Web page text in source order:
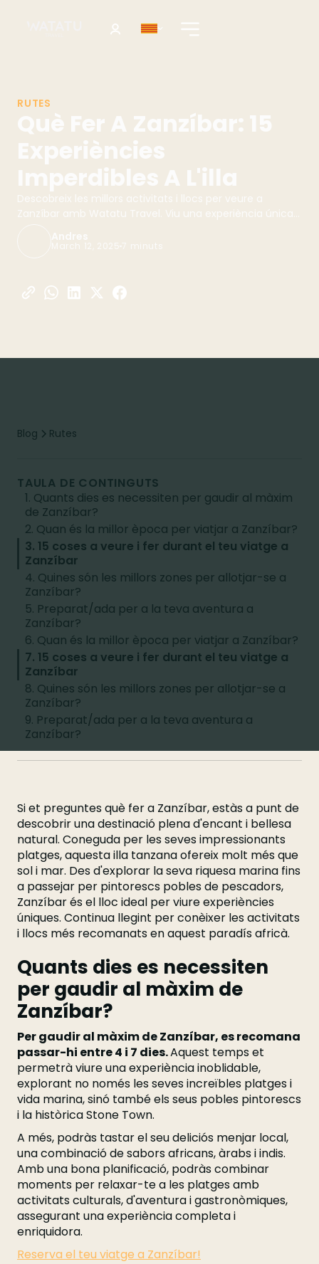
RUTES
Què Fer A Zanzíbar: 15
Experiències
Imperdibles A L'illa
Descobreix les millors activitats i llocs per veure a
Zanzíbar amb Watatu Travel. Viu una experiència única i
autèntica. Reserva ara!
Andres
March 12, 2025 7 minuts
Blog Rutes
TAULA DE CONTINGUTS
1. Quants dies es necessiten per gaudir al màxim
de Zanzíbar?
2. Quan és la millor època per viatjar a Zanzíbar?
3. 15 coses a veure i fer durant el teu viatge a
Zanzíbar
4. Quines són les millors zones per allotjar-se a
Zanzíbar?
5. Preparat/ada per a la teva aventura a
Zanzíbar?
6. Quan és la millor època per viatjar a Zanzíbar?
7. 15 coses a veure i fer durant el teu viatge a
Zanzíbar
8. Quines són les millors zones per allotjar-se a
Zanzíbar?
9. Preparat/ada per a la teva aventura a
Zanzíbar?
Si et preguntes què fer a Zanzíbar, estàs a punt de
descobrir una destinació plena d'encant i bellesa
natural. Coneguda per les seves impressionants
platges, aquesta illa tanzana ofereix molt més que
sol i mar. Des d'explorar la seva riquesa marina fins
a passejar per pintorescs pobles de pescadors,
Zanzíbar és el lloc ideal per viure experiències
úniques. Continua llegint per conèixer les activitats
i llocs més recomanats en aquest paradís africà.
Quants dies es necessiten
per gaudir al màxim de
Zanzíbar?
Per gaudir al màxim de Zanzíbar, es recomana
passar-hi entre 4 i 7 dies.Aquest temps et
permetrà viure una experiència inoblidable,
explorant no només les seves increïbles platges i
vida marina, sinó també els seus pobles pintorescs
i la històrica Stone Town.
A més, podràs tastar el seu deliciós menjar local,
una combinació de sabors africans, àrabs i indis.
Amb una bona planificació, podràs combinar
moments per relaxar-te a les platges amb
activitats culturals, d'aventura i gastronòmiques,
assegurant una experiència completa i
enriquidora.
Reserva el teu viatge a Zanzíbar!